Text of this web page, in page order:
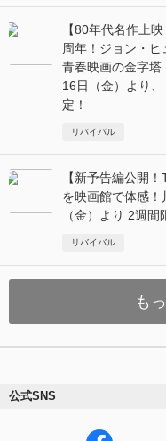
【80年代名作上
周年！ジョン・
青春映画の金字塔
16日（金）より
定！
リバイバル
【新予告編公開
を映画館で体感
（金）より 2週
リバイバル
も
公式SNS